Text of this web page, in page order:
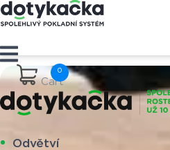
Cart
Odvětví